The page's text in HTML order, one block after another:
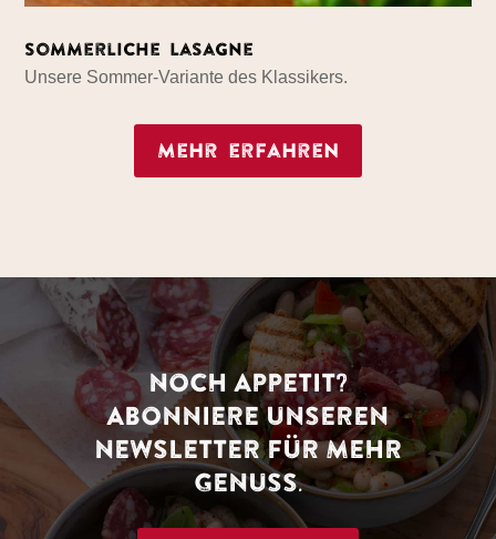
Sommerliche Lasagne
Unsere Sommer-Variante des Klassikers.
Mehr erfahren
NOCH APPETIT?
ABONNIERE UNSEREN
NEWSLETTER FÜR MEHR
GENUSS.